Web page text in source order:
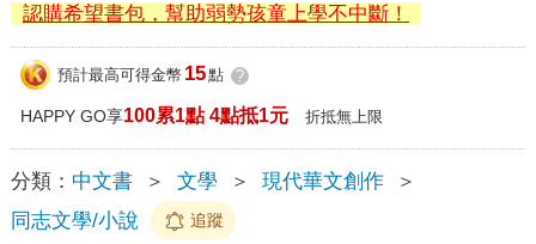
認購希望書包，幫助弱勢孩童上學不中斷！
預計最高可得金幣 15點 ?
HAPPY GO享100累1點 4點抵1元 折抵無上限
分類： 中文書 ＞ 文學 ＞ 現代華文創作
＞
同志文學/小說
追蹤